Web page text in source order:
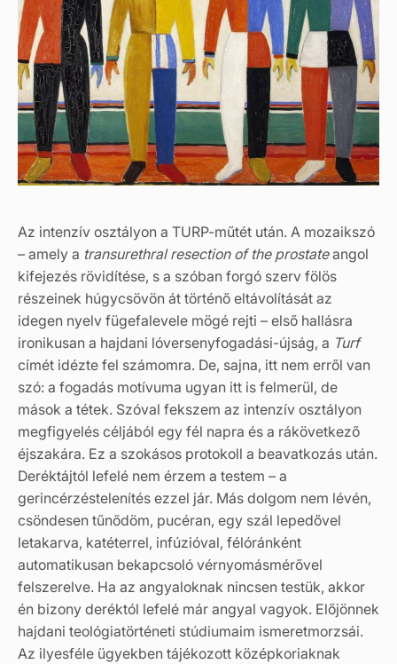
Az intenzív osztályon a TURP-műtét után. A mozaikszó
– amely a transurethral resection of the prostateangol
kifejezés rövidítése, s a szóban forgó szerv fölös
részeinek húgycsövön át történő eltávolítását az
idegen nyelv fügefalevele mögé rejti – első hallásra
ironikusan a hajdani lóversenyfogadási-újság, a Turf
címét idézte fel számomra. De, sajna, itt nem erről van
szó: a fogadás motívuma ugyan itt is felmerül, de
mások a tétek. Szóval fekszem az intenzív osztályon
megfigyelés céljából egy fél napra és a rákövetkező
éjszakára. Ez a szokásos protokoll a beavatkozás után.
Deréktájtól lefelé nem érzem a testem – a
gerincérzéstelenítés ezzel jár. Más dolgom nem lévén,
csöndesen tűnődöm, pucéran, egy szál lepedővel
letakarva, katéterrel, infúzióval, félóránként
automatikusan bekapcsoló vérnyomásmérővel
felszerelve. Ha az angyaloknak nincsen testük, akkor
én bizony deréktól lefelé már angyal vagyok. Előjönnek
hajdani teológiatörténeti stúdiumaim ismeretmorzsái.
Az ilyesféle ügyekben tájékozott középkoriaknak